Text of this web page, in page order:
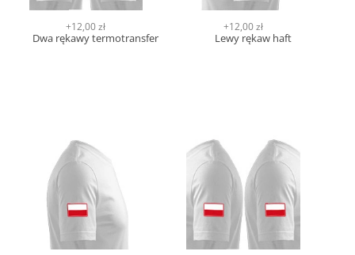
Dwa rękawy termotransfer
+12,00 zł
Lewy rękaw haft
+12,00 zł